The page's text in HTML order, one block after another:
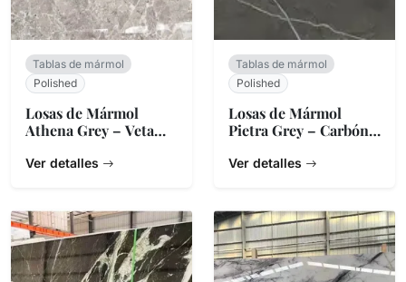
Tablas de mármol
Polished
Losas de Mármol
Athena Grey – Veta
Ver detalles
Tablas de mármol
Polished
Losas de Mármol
Pietra Grey – Carbón
Ver detalles